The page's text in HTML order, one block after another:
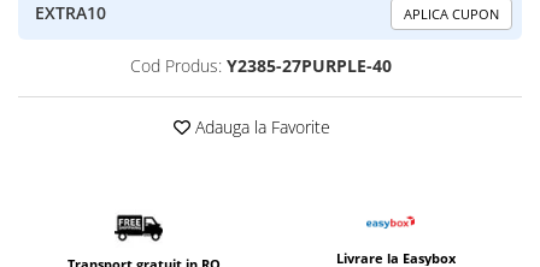
EXTRA10 APLICA CUPON
Cod Produs: Y2385-27PURPLE-40
Adauga la Favorite
Livrare la Easybox